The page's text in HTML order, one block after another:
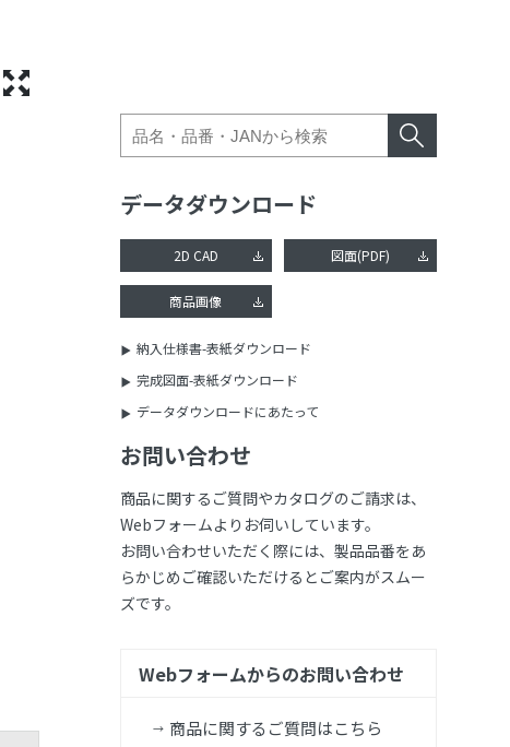
データダウンロード
2D CAD 図面(PDF)
商品画像
納入仕様書-表紙ダウンロード
完成図面-表紙ダウンロード
データダウンロードにあたって
お問い合わせ
商品に関するご質問やカタログのご請求は、
Webフォームよりお伺いしています。
お問い合わせいただく際には、製品品番をあ
らかじめご確認いただけるとご案内がスムー
ズです。
Webフォームからのお問い合わせ
商品に関するご質問はこちら